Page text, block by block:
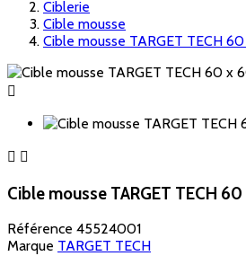
Ciblerie
Cible mousse
Cible mousse TARGET TECH

 
Cible mousse TARGET TECH
Référence 45524001
Marque TARGET TECH